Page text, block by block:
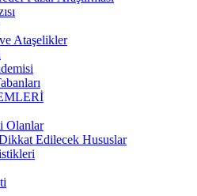
ve Ataşelikler
Olanlar
Edilecek Hususlar